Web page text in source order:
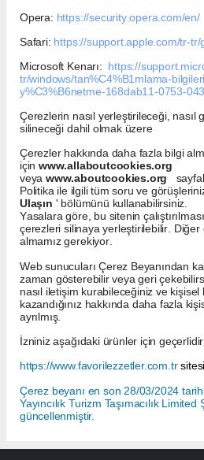
Opera: https://security.opera.com/en/
Safari: https://support.apple.com/tr-
Microsoft Kenarı: https://
tr/windows/tan%C4%B1mlama-
y%C3%B6netme-168dab11-0753-
Çerezlerin nasıl yerleştirileceği, nasıl
silineceği dahil olmak üzere
Çerezler hakkında daha fazla bilgi
içinwww.allaboutcookies.org
veyawww.aboutcookies.org
Politika ile ilgili tüm soru ve
Ulaşın ' bölümünü kullanabilirsiniz.
Yasalara göre, bu sitenin
çerezleri silinaya yerleştirilebilir.
almamız gerekiyor.
Web sunucuları Çerez Beyanından
zaman gösterebilir veya geri
nasıl iletişim kurabileceğiniz ve kişisel
kazandığınız hakkında daha fazla
ayrılmış.
İzniniz aşağıdaki ürünler için
https://www.favorilezzetler.com.tr
Çerez beyanı en son 28/03/2024
Yayıncılık Turizm Taşımacılık
güncellenmiştir.